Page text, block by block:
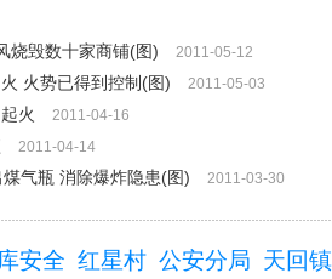
烧毁数十家商铺(图)
2011-05-12
火势已得到控制(图) 2011-05-03
火 2011-04-16
2011-04-14
气瓶 消除爆炸隐患(图) 2011-03-30
安全 红星村 公安分局 天回镇